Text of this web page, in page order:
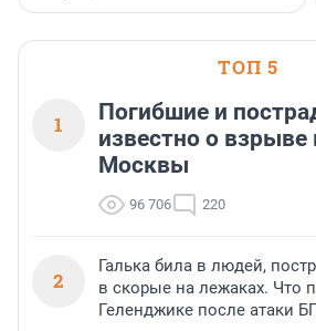
ТОП 5
1
Погибшие и
известно о взрыве
Москвы
96 706 220
2
Галька била в людей,
в скорые на лежаках. Что
Геленджике после атаки